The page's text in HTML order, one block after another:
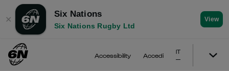
✕
Six Nations
Six Nations Rugby Ltd
View
Accessibility Accedi
IT